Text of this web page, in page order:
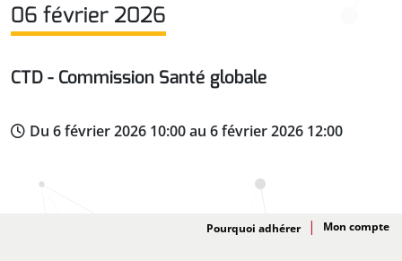
06 février 2026
CTD - Commission Santé globale
Du 6 février 2026 10:00 au 6 février 2026 12:00
Adhésion
Pourquoi adhérer